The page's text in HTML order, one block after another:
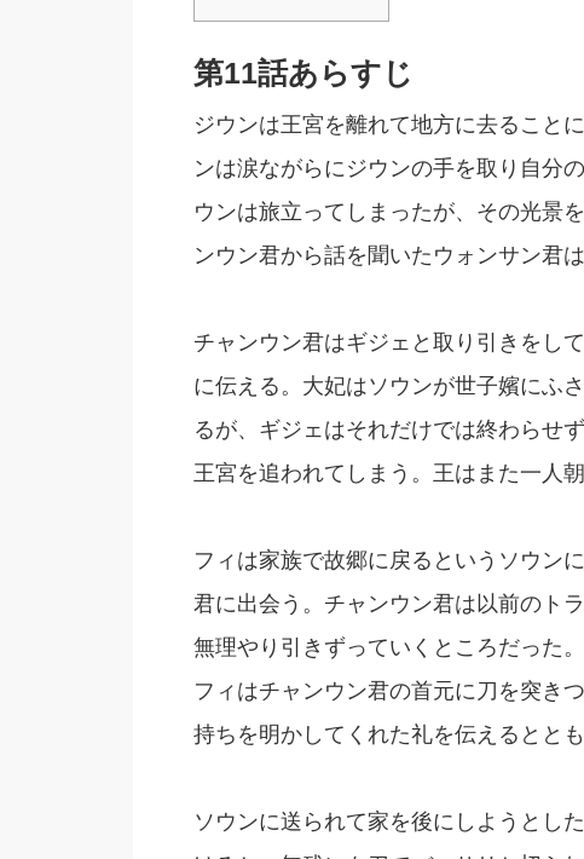
第11話あらすじ
ジウンは王宮を離れて地方に去ること
ンは涙ながらにジウンの手を取り自分
ウンは旅立ってしまったが、その光景
ンウン君から話を聞いたウォンサン君
チャンウン君はギジェと取り引きをし
に伝える。大妃はソウンが世子嬪にふ
るが、ギジェはそれだけでは終わらせ
王宮を追われてしまう。王はまた一人
フィは家族で故郷に戻るというソウン
君に出会う。チャンウン君は以前のト
無理やり引きずっていくところだった
フィはチャンウン君の首元に刀を突き
持ちを明かしてくれた礼を伝えるとと
ソウンに送られて家を後にしようとし